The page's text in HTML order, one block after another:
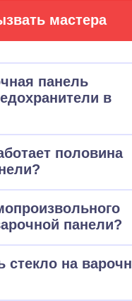
мастера
панель
в
половина
панели?
стекло на